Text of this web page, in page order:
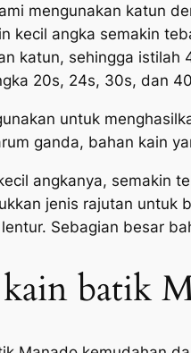
mengunakan katun
kecil angka semakin
katun, sehingga
20s, 24s, 30s, dan
untuk
ganda, bahan kain
angkanya, semakin
jenis rajutan untuk
Sebagian besar
batik